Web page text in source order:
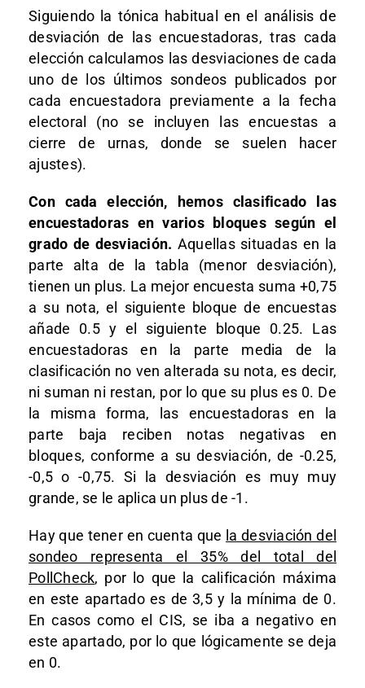
Siguiendo la tónica habitual en el análisis de
desviación de las encuestadoras, tras cada
elección calculamos las desviaciones de cada
uno de los últimos sondeos publicados por
cada encuestadora previamente a la fecha
electoral (no se incluyen las encuestas a
cierre de urnas, donde se suelen hacer
ajustes).
Con cada elección, hemos clasificado las
encuestadoras en varios bloques según el
grado de desviación. Aquellas situadas en la
parte alta de la tabla (menor desviación),
tienen un plus. La mejor encuesta suma +0,75
a su nota, el siguiente bloque de encuestas
añade 0.5 y el siguiente bloque 0.25. Las
encuestadoras en la parte media de la
clasificación no ven alterada su nota, es decir,
ni suman ni restan, por lo que su plus es 0. De
la misma forma, las encuestadoras en la
parte baja reciben notas negativas en
bloques, conforme a su desviación, de -0.25,
-0,5 o -0,75. Si la desviación es muy muy
grande, se le aplica un plus de -1.
Hay que tener en cuenta que la desviación del
sondeo representa el 35% del total del
PollCheck, por lo que la calificación máxima
en este apartado es de 3,5 y la mínima de 0.
En casos como el CIS, se iba a negativo en
este apartado, por lo que lógicamente se deja
en 0.